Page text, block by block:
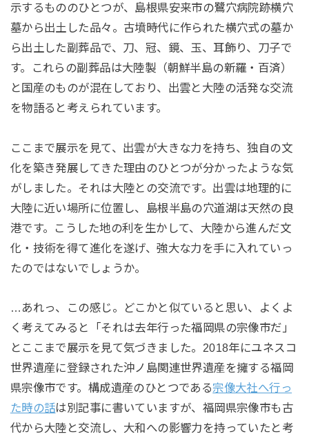
示するもののひとつが、島根県安来市の鷺穴病院跡横穴
墓から出土した品々。古墳時代に作られた横穴式の墓か
ら出土した副葬品で、刀、冠、鏡、玉、耳飾り、刀子で
す。これらの副葬品は大陸製（朝鮮半島の新羅・百済）
と国産のものが混在しており、出雲と大陸の活発な交流
を物語ると考えられています。
ここまで展示を見て、出雲が大きな力を持ち、独自の文
化を築き発展してきた理由のひとつが分かったような気
がしました。それは大陸との交流です。出雲は地理的に
大陸に近い場所に位置し、島根半島の穴道湖は天然の良
港です。こうした地の利を生かして、大陸から進んだ文
化・技術を得て進化を遂げ、強大な力を手に入れていっ
たのではないでしょうか。
…あれっ、この感じ。どこかと似ていると思い、よくよ
く考えてみると「それは去年行った福岡県の宗像市だ」
とここまで展示を見て気づきました。2018年にユネスコ
世界遺産に登録された沖ノ島関連世界遺産を擁する福岡
県宗像市です。構成遺産のひとつである宗像大社へ行っ
た時の話は別記事に書いていますが、福岡県宗像市も古
代から大陸と交流し、大和への影響力を持っていたと考